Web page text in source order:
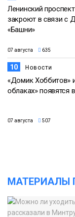
Ленинский
закроют в связи с
«Башни»
07 августа 635
10 Новости
«Домик Хоббитов»
облаках» появятся
07 августа 507
МАТЕРИАЛЫ